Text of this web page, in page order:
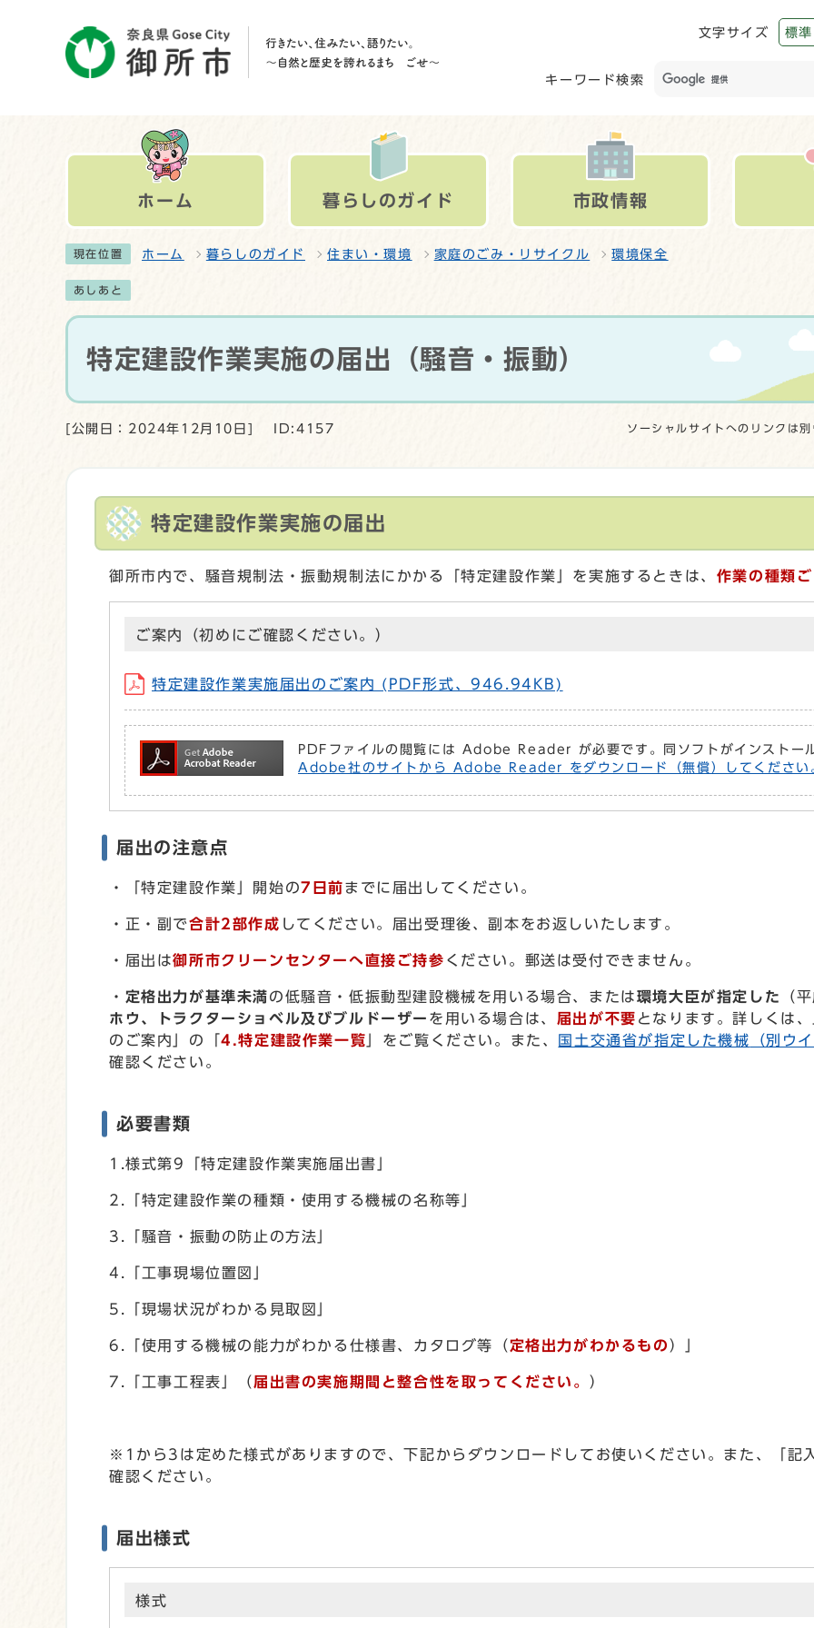
文字サイズ 標準
キーワード検索
ホーム 暮らしのガイド 市政情報
現在位置 ホーム 暮らしのガイド 住まい・環境 家庭のごみ・リサイクル 環境保全
あしあと
特定建設作業実施の届出（騒音・振動）
[公開日：2024年12月10日] ID:4157 ソーシャルサイトへのリンクは
特定建設作業実施の届出
御所市内で、騒音規制法・振動規制法にかかる「特定建設作業」を実施するときは、 作業の種類
ご案内（初めにご確認ください。）
特定建設作業実施届出のご案内 (PDF形式、946.94KB)
PDFファイルの閲覧には Adobe Reader が必要です。同ソフトがインストー
Adobe社のサイトから Adobe Reader をダウンロード（無償）してください
届出の注意点
・「特定建設作業」開始の7日前までに届出してください。
・正・副で合計2部作成 してください。届出受理後、副本をお返しいたします。
・届出は御所市クリーンセンターへ直接ご持参 ください。郵送は受付できません。
・ 定格出力が基準未満の低騒音・低振動型建設機械を用いる場合、または環境大臣が指定した
（
ホウ、トラクターショベル及びブルドーザー を用いる場合は、 届出が不要 となります。詳しくは
のご案内」の「4.特定建設作業一覧 」をご覧ください。また、 国土交通省が指定した機械
（別ウ
確認ください。
必要書類
1.様式第9「特定建設作業実施届出書」
2.「特定建設作業の種類・使用する機械の名称等」
3.「騒音・振動の防止の方法」
4.「工事現場位置図」
5.「現場状況がわかる見取図」
6.「使用する機械の能力がわかる仕様書、カタログ等（定格出力がわかるもの ）」
7.「工事工程表」（ 届出書の実施期間と整合性を取ってください。 ）
※1から3は定めた様式がありますので、下記からダウンロードしてお使いください。また、「記
確認ください。
届出様式
様式